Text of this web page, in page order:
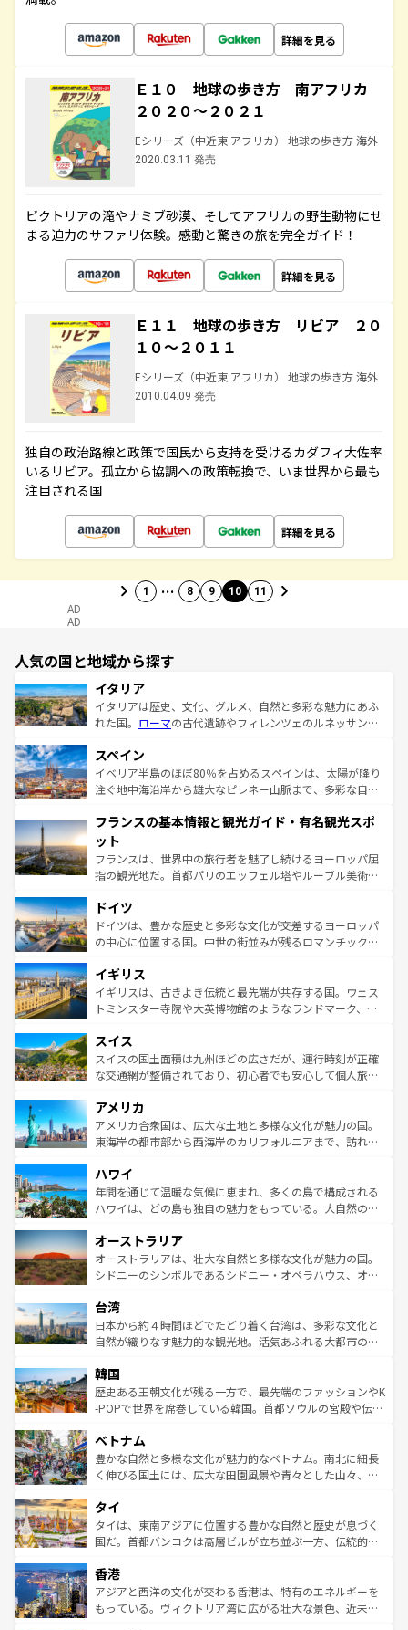
詳細を見る
Ｅ１０ 地球の歩き方 南アフリカ
２０２０～２０２１
Eシリーズ（中近東 アフリカ） 地球の歩き方 海外
2020.03.11 発売
ビクトリアの滝やナミブ砂漠、そしてアフリカの野生動物にせ
まる迫力のサファリ体験。感動と驚きの旅を完全ガイド！
詳細を見る
Ｅ１１ 地球の歩き方 リビア ２０
１０～２０１１
Eシリーズ（中近東 アフリカ） 地球の歩き方 海外
2010.04.09 発売
独自の政治路線と政策で国民から支持を受けるカダフィ大佐率
いるリビア。孤立から協調への政策転換で、いま世界から最も
注目される国
詳細を見る
1 … 8 9 10 11
AD
AD
人気の国と地域から探す
イタリア
イタリアは歴史、文化、グルメ、自然と多彩な魅力にあふ
れた国。 ローマの古代遺跡やフィレンツェのルネッサンス
ろん、トスカーナの美しい田園風景やアマルフィ海岸の絶
景など、自然景観も見逃せない。観光の合間には、本場の
ピザやパスタなど、絶品のイタリア料理を堪能することも
ませてくれるイタリアで、忘れられない旅をしてみよう！
なお、新着のイタリア情報は
しい。
スペイン
イベリア半島のほぼ80％を占めるスペインは、太陽が降り
注ぐ地中海沿岸から雄大なピレネー山脈まで、多彩な自然
文化が根付くこの国では、情熱的なフラメンコ、熱気あふ
れる闘牛、そして美味しいタパスが生活の一部となってい
る。首都マドリードの洗練された雰囲気や、バルセロナの
アートに溢れた街角から、地方では古代ローマ遺跡や中世
せる。地方によって風土や気候が異なるスペインはその個
性で訪れる人を魅了する。 なお、新着のスペイン情報は コ
ンテンツ一覧を参照してほしい。
フランスの基本情報と観光ガイド・有名観光スポ
ット
フランスは、世界中の旅行者を魅了し続けるヨーロッパ屈
指の観光地だ。首都パリのエッフェル塔やルーブル美術館
で、幅広い魅力が詰まっている。華麗な宮殿、歴史的な大
聖堂、美しいビーチ、そして豊かな自然が、訪れる者を心
から魅了する。また、フランスは美食の国としても知ら
いる。シャンパンの発祥地であるランス、プロヴァンスの
香り高いラベンダー畑など、多彩な楽しみ方が可能だ。さ
らに、パリ以外の地域にも魅力が溢れており、どの街角に
れる地方に足を運ぶとそれぞれで全く異なる文化を体験で
きるだろう。 なお、新着のフランス情報はコンテンツ一覧
を参照してほしい。
ドイツ
ドイツは、豊かな歴史と多彩な文化が交差するヨーロッパ
の中心に位置する国。中世の街並みが残るロマンチック街
顔を持つこの国は、どこを歩いても飽きることがない。ベ
ルリンの文化的活気、バイエルン州のアルプスの絶景、そ
してライン川沿いのワイン畑といった風景は必見。ビール
は、お酒好きな人にはぜひ体験してほしい。 なお、新着の
ドイツ情報はコンテンツ一覧を参照してほしい。
イギリス
イギリスは、古きよき伝統と最先端が共存する国。ウェス
トミンスター寺院や大英博物館のようなランドマーク、歴
リアごとに異なる魅力がある。また、優雅なアフタヌーン
ティー、ビール好きにはたまらない英国パブ、サッカー観
戦など、本場だからこそできる体験も豊富。イギリスを旅
ンツ一覧を参照してほしい。
スイス
スイスの国土面積は九州ほどの広さだが、運行時刻が正確
な交通網が整備されており、初心者でも安心して個人旅行
の建物がそのまま残る町や、スイスならではのユニークな
博物館もあり、アルプス観光だけでなく町歩きも満喫する
ことができる。国民の所得が高いため物価も高いが、旅行
ば市内交通費無料で観光を楽しむこともできる。 なお、新
着のスイス情報はコンテンツ一覧 を参照してほしい。
アメリカ
アメリカ合衆国は、広大な土地と多様な文化が魅力の国。
東海岸の都市部から西海岸のカリフォルニアまで、訪れる
のような巨大都市は、観光、ショッピング、エンターテイ
ンメントが詰まった刺激的なスポットだ。一方、アメリカ
西部には大自然が広がり、グランドキャニオンやイエロー
部のニューオーリンズでは、音楽と美食が融合した独特の
文化が魅力。旅行者はアメリカの各地域で異なる魅力を楽
しみながら、その多様性と豊かな歴史を感じることができ
ならではの贅沢な旅のスタイルだ。 なお、新着のアメリカ
情報はコンテンツ一覧を参照してほしい。
ハワイ
年間を通じて温暖な気候に恵まれ、多くの島で構成される
ハワイは、どの島も独自の魅力をもっている。大自然の神
ワイ島は見逃せない。また、定番の観光地といえばオアフ
島だが、静かな自然を求めるならマウイ島やカウアイ島が
おすすめ。エメラルドグリーンに輝く海をはじめ、豊かな
れるおもてなしの心で訪れる人々を迎えてくれるハワイの
人々、おいしいローカルフードやハワイアンミュージッ
ク、伝統的なフラダンスなど、すべてがハワイの魅力を彩
ワイを、存分に味わってほしい。 なお、新着のハワイ情報
はコンテンツ一覧を参照してほしい。
オーストラリア
オーストラリアは、壮大な自然と多様な文化が魅力の国。
シドニーのシンボルであるシドニー・オペラハウス、オー
リアリーフや大陸中央部にそびえるウルル（エアーズロッ
ク）、タスマニアの美しい原生林やケアンズの熱帯雨林な
ど、見どころがたくさん。また、カフェやワイン、オージ
いる。アクティビティも充実しており、サーフィンやダイ
ビング、ハイキングなど、アウトドア好きにはたまらな
い。オーストラリアの多彩な魅力を存分に味わいつくそ
参照してほしい。
台湾
日本から約４時間ほどでたどり着く台湾は、多彩な文化と
自然が織りなす魅力的な観光地。活気あふれる大都市の台
ン）、静ひつな山岳地帯である台湾東部など、都市の喧騒
と山間の静けさが共存しており、訪れる人に新しい発見と
驚きをもたらしてくれる。また、奥深い台湾の食文化も魅
容にもいいと評判のスイーツなど、バラエティ豊かな料理
が味わえる。 なお、新着の台湾情報は コンテンツ一覧を参
照してほしい。
韓国
歴史ある王朝文化が残る一方で、最先端のファッションやK
-POPで世界を席巻している韓国。首都ソウルの宮殿や伝統
き、地方に足を延ばせば四季折々の自然美を楽しむことが
できる。そして、キムチや焼肉、絶品のストリートフード
まで、さまざまな韓国料理が待っている。夜には、韓国な
リティに包まれながら、韓国の多彩な魅力を心ゆくまで味
わってみてほしい。 なお、新着の韓国情報はコンテンツ一
覧を参照してほしい。
ベトナム
豊かな自然と多様な文化が魅力的なベトナム。南北に細長
く伸びる国土には、広大な田園風景や青々とした山々、世
急速な発展と共に伝統が息づく。ハノイの古い町並みやホ
ーチミン市のフランス統治時代の建物も、独特の雰囲気を
醸し出している。また、バラエティの豊かさとおいしさで
とつ。フォーやバインミー、ベトナムコーヒーなどは、ぜ
ひ現地で味わいたい。どの地域を訪れてもあたたかい人々
が旅行者を迎えてくれるので、きっと忘れられない旅にな
タイ
タイは、東南アジアに位置する豊かな自然と歴史が息づく
国だ。首都バンコクは高層ビルが立ち並ぶ一方、伝統的な
の活気が交差している。北部ではチェンマイなどの山岳地
帯で自然と触れ合い、南部ではプーケットやクラビの美し
いビーチでリゾート気分を楽しむことができる。タイ料理
香港
アジアと西洋の文化が交わる香港は、特有のエネルギーを
もっている。ヴィクトリア湾に広がる壮大な景色、近未来